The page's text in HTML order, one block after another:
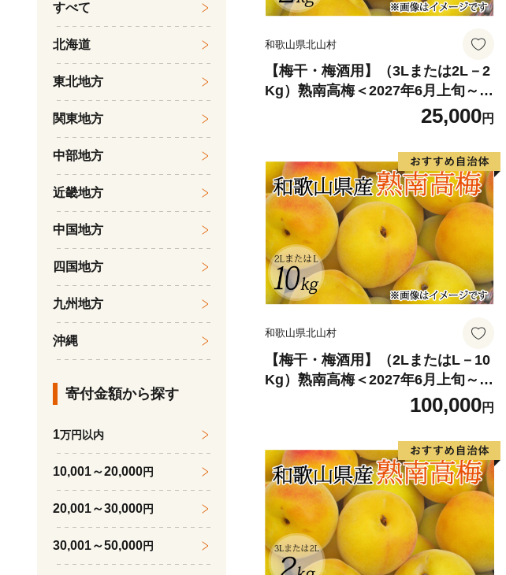
和歌山県北山村
【梅干・梅酒用】（3Lまたは2L－2
Kg）熟南高梅＜2027年6月上旬～7
月上旬ごろに順次発送予定＞【art0
25,000円
和歌山県北山村
【梅干・梅酒用】（2LまたはL－10
Kg）熟南高梅＜2027年6月上旬～7
月上旬ごろに順次発送予定＞【art0
100,000円
すべて
北海道
東北地方
関東地方
中部地方
近畿地方
中国地方
四国地方
九州地方
沖縄
寄付金額から探す
1万円以内
10,001～20,000円
20,001～30,000円
30,001～50,000円